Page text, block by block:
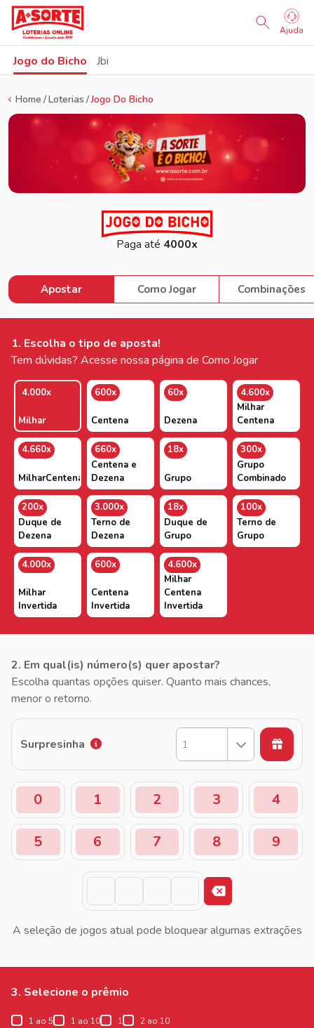
Ajuda
Jogo do Bicho Jbi
Home Loterias Jogo Do Bicho
Paga até 4000x
Apostar Como Jogar Combinações
1. Escolha o tipo de aposta!
Tem dúvidas? Acesse nossa página de Como Jogar
4.000x
Milhar
600x
Centena
60x
Dezena
4.600x
Milhar
Centena
4.660x
MilharCentenaDezena
660x
Centena e
Dezena
18x
Grupo
300x
Grupo
Combinado
200x
Duque de
Dezena
3.000x
Terno de
Dezena
18x
Duque de
Grupo
100x
Terno de
Grupo
4.000x
Milhar
Invertida
600x
Centena
Invertida
4.600x
Milhar
Centena
Invertida
2. Em qual(is) número(s) quer apostar?
Escolha quantas opções quiser. Quanto mais chances,
menor o retorno.
Surpresinha 1
0 1 2 3 4
5 6 7 8 9
A seleção de jogos atual pode bloquear algumas extrações
3. Selecione o prêmio
1 ao 5 1 ao 10 1 2 ao 10